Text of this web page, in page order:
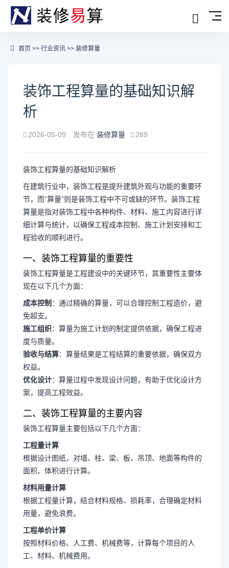
首页 >> 行业资讯 >> 装修算量
装饰工程算量的基础知识解
析
2026-05-09 发布在 装修算量 289
装饰工程算量的基础知识解析
在建筑行业中，装饰工程是提升建筑外观与功能的重要环
节，而“算量”则是装饰工程中不可或缺的环节。装饰工程
算量是指对装饰工程中各种构件、材料、施工内容进行详
细计算与统计，以确保工程成本控制、施工计划安排和工
程验收的顺利进行。
一、装饰工程算量的重要性
装饰工程算量是工程建设中的关键环节，其重要性主要体
现在以下几个方面：
成本控制 ：通过精确的算量，可以合理控制工程造价，避
免超支。
施工组织：算量为施工计划的制定提供依据，确保工程进
度与质量。
验收与结算：算量结果是工程结算的重要依据，确保双方
权益。
优化设计：算量过程中发现设计问题，有助于优化设计方
案，提高工程效益。
二、装饰工程算量的主要内容
装饰工程算量主要包括以下几个方面：
工程量计算
根据设计图纸，对墙、柱、梁、板、吊顶、地面等构件的
面积、体积进行计算。
材料用量计算
根据工程量计算，结合材料规格、损耗率，合理确定材料
用量，避免浪费。
工程单价计算
按照材料价格、人工费、机械费等，计算每个项目的人
工、材料、机械费用。